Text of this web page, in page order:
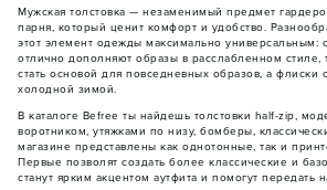
Мужская толстовка — незаменимый предмет
парня, который ценит комфорт и удобство.
этот элемент одежды максимально универсальным:
отлично дополняют образы в расслабленном стиле,
стать основой для повседневных образов, а флиски
холодной зимой.
В каталоге Befree ты найдешь толстовки half-zip,
воротником, утяжками по низу, бомберы,
магазине представлены как однотонные, так и
Первые позволят создать более классические и
станут ярким акцентом аутфита и помогут передать